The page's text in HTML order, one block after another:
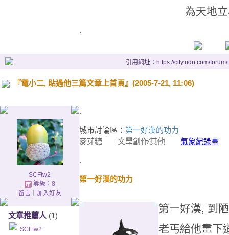
為天地
.
引用網址：https://city.udn.com/
『電小二, 貼過他三篇文章上首頁』(2005-7-21, 11:06)
SCFtw2
等級：8
留言｜ 加入好友
文章推薦人 (1)
SCFtw2
.
城市討論區： 第一好漢的功力
麥芽糖 文學創作∕其他 氣象紀錄臺
.
第一好漢的功力
第一好漢, 到
老丐給他畫下